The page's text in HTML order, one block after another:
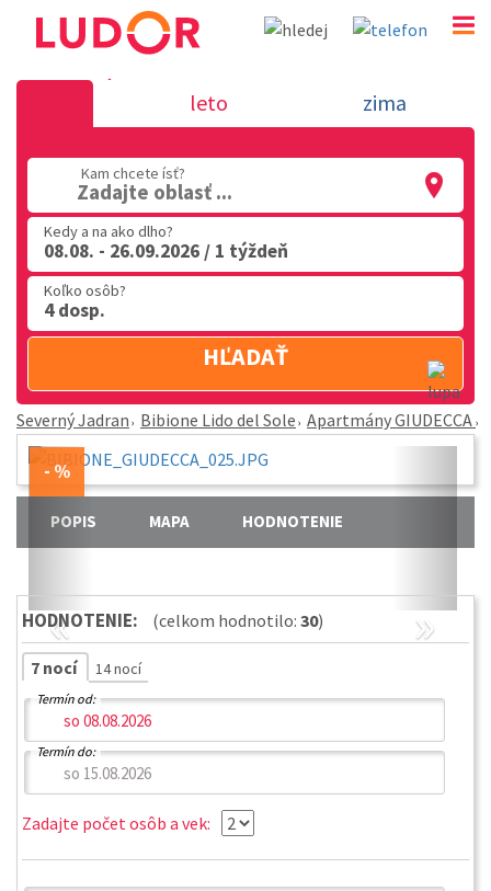
Apartmány GIUDECCA - Bibione Lido del Sole -
Po-Pia: 9.00 - 16.00
leto zima
Kam chcete ísť?
Zadajte oblasť ...
Kedy a na ako dlho?
08.08. - 26.09.2026 / 1 týždeň
Koľko osôb?
4 dosp.
HĽADAŤ
Severný Jadran Bibione Lido del Sole Apartmány GIUDECCA
« »
POPIS MAPA HODNOTENIE
HODNOTENIE: (celkom hodnotilo: 30)
7 nocí 14 nocí
Termín od:
Termín do:
Zadajte počet osôb a vek: